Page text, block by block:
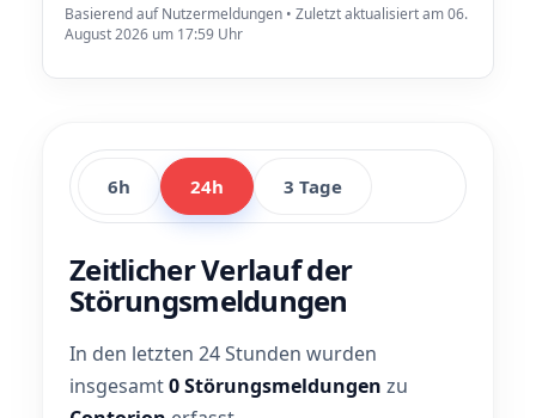
Basierend auf Nutzermeldungen • Zuletzt aktualisiert am 06.
August 2026 um 17:59 Uhr
6h 24h 3 Tage
Zeitlicher Verlauf der
Störungsmeldungen
In den letzten 24 Stunden wurden
insgesamt0 Störungsmeldungen zu